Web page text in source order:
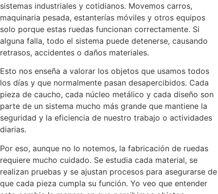
sistemas industriales y cotidianos. Movemos carros,
maquinaria pesada, estanterías móviles y otros equipos
solo porque estas ruedas funcionan correctamente. Si
alguna falla, todo el sistema puede detenerse, causando
retrasos, accidentes o daños materiales.
Esto nos enseña a valorar los objetos que usamos todos
los días y que normalmente pasan desapercibidos. Cada
pieza de caucho, cada núcleo metálico y cada diseño son
parte de un sistema mucho más grande que mantiene la
seguridad y la eficiencia de nuestro trabajo o actividades
diarias.
Por eso, aunque no lo notemos, la fabricación de ruedas
requiere mucho cuidado. Se estudia cada material, se
realizan pruebas y se ajustan procesos para asegurarse de
que cada pieza cumpla su función. Yo veo que entender